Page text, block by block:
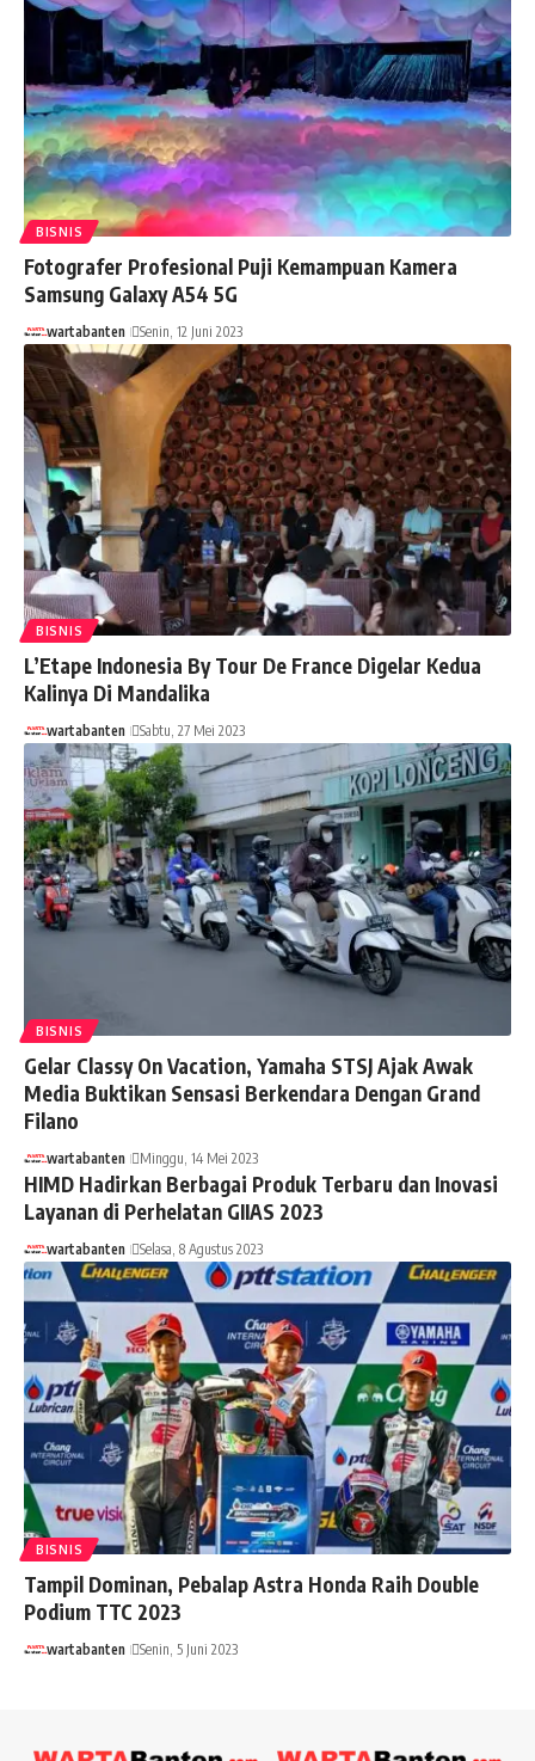
BISNIS
Fotografer Profesional Puji Kemampuan Kamera
Samsung Galaxy A54 5G
wartabanten Senin, 12 Juni 2023
BISNIS
L’Etape Indonesia By Tour De France Digelar Kedua
Kalinya Di Mandalika
wartabanten Sabtu, 27 Mei 2023
BISNIS
Gelar Classy On Vacation, Yamaha STSJ Ajak Awak
Media Buktikan Sensasi Berkendara Dengan Grand
Filano
wartabanten Minggu, 14 Mei 2023
HIMD Hadirkan Berbagai Produk Terbaru dan Inovasi
Layanan di Perhelatan GIIAS 2023
wartabanten Selasa, 8 Agustus 2023
BISNIS
Tampil Dominan, Pebalap Astra Honda Raih Double
Podium TTC 2023
wartabanten Senin, 5 Juni 2023